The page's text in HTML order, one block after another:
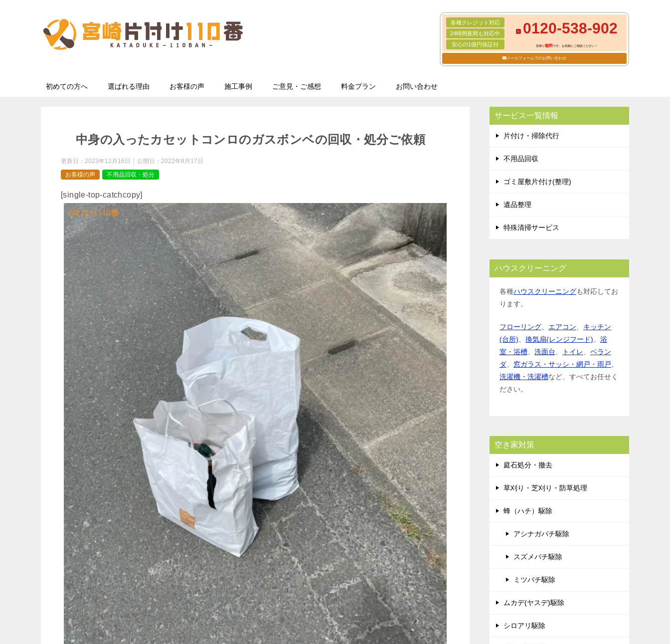
各種クレジット対応
24時間夜間も対応中
安心の1億円保証付
0120-538-902
見積り無料です。お気軽にご相談ください！
メールフォームでのお問い合わせ
初めての方へ 選ばれる理由 お客様の声 施工事例 ご意見・ご感想 料金プラン お問い合わせ
中身の入ったカセットコンロのガスボンベの回収・処分ご依頼
更新日： 2023年12月16日 公開日： 2022年8月17日
お客様の声
不用品回収・処分
[single-top-catchcopy]
サービス一覧情報
片付け・掃除代行
不用品回収
ゴミ屋敷片付け(整理)
遺品整理
特殊清掃サービス
ハウスクリーニング
各種ハウスクリーニングも対応してお
ります。
フローリング エアコン
キッチン
(台所)
換気扇(レンジフード)
浴
室・浴槽
洗面台 トイレ
ベラン
ダ
窓ガラス・サッシ・網戸・雨戸
洗濯機・洗濯槽など、すべてお任せく
ださい。
空き家対策
庭石処分・撤去
草刈り・芝刈り・防草処理
蜂（ハチ）駆除
アシナガバチ駆除
スズメバチ駆除
ミツバチ駆除
ムカデ(ヤスデ)駆除
シロアリ駆除